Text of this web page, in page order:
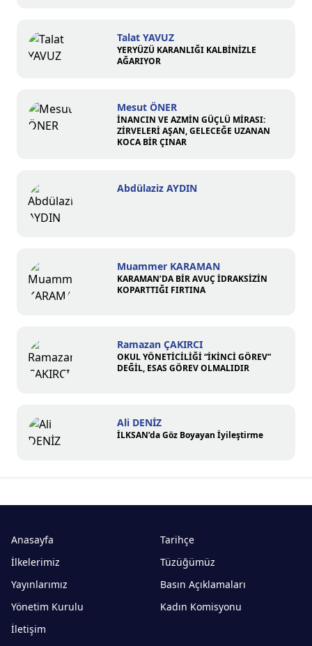
Talat YAVUZ
YERYÜZÜ KARANLIĞI KALBİNİZLE
AĞARIYOR
Mesut ÖNER
İNANCIN VE AZMİN GÜÇLÜ MİRASI:
ZİRVELERİ AŞAN, GELECEĞE UZANAN
KOCA BİR ÇINAR
Abdülaziz AYDIN
Muammer KARAMAN
KARAMAN’DA BİR AVUÇ İDRAKSİZİN
KOPARTTIĞI FIRTINA
Ramazan ÇAKIRCI
OKUL YÖNETİCİLİĞİ “İKİNCİ GÖREV”
DEĞİL, ESAS GÖREV OLMALIDIR
Ali DENİZ
İLKSAN’da Göz Boyayan İyileştirme
Anasayfa
Tarihçe
İlkelerimiz
Tüzüğümüz
Yayınlarımız
Basın Açıklamaları
Yönetim Kurulu
Kadın Komisyonu
İletişim